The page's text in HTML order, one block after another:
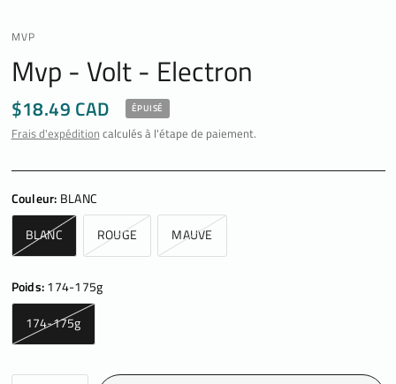
MVP
Mvp - Volt - Electron
$18.49 CAD ÉPUISÉ
Frais d'expédition calculés à l'étape de paiement.
Couleur: BLANC
BLANC ROUGE MAUVE
Poids: 174-175g
174-175g